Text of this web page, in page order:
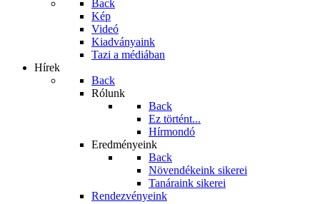
Back
Kép
Videó
Kiadványaink
Tazi a médiában
Hírek
Back
Rólunk
Back
Ez történt...
Hírmondó
Eredményeink
Back
Növendékeink sikerei
Tanáraink sikerei
Rendezvényeink